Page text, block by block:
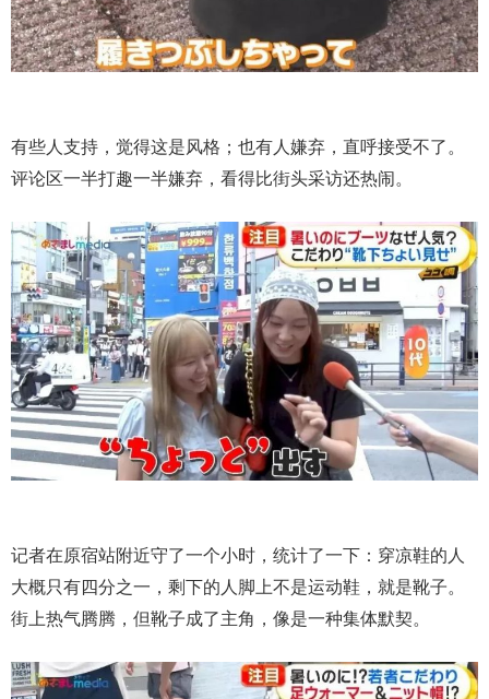
有些人支持，觉得这是风格；也有人嫌弃，直呼接受不了。
评论区一半打趣一半嫌弃，看得比街头采访还热闹。
记者在原宿站附近守了一个小时，统计了一下：穿凉鞋的人
大概只有四分之一，剩下的人脚上不是运动鞋，就是靴子。
街上热气腾腾，但靴子成了主角，像是一种集体默契。